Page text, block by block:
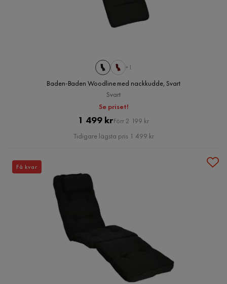
+1
Baden-Baden Woodline med nackkudde, Svart
Svart
Se priset!
Pris
1 499 krOriginal
Pris
Förr 2 199 kr
Tidigare lägsta pris 1 499 kr
Få kvar